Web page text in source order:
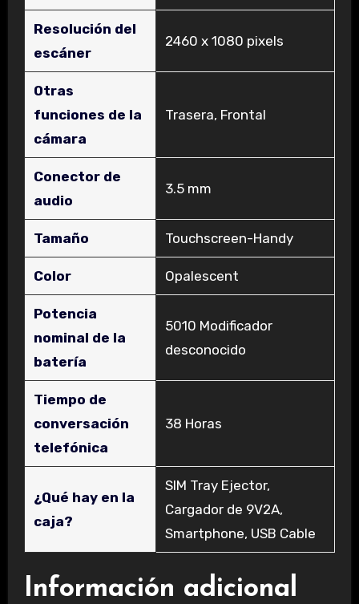
Resolución del
escáner
‎2460 x 1080 pixels
Otras
funciones de la
cámara
‎Trasera, Frontal
Conector de
audio
‎3.5 mm
Tamaño ‎Touchscreen-Handy
Color ‎Opalescent
Potencia
nominal de la
batería
‎5010 Modificador
desconocido
Tiempo de
conversación
telefónica
‎38 Horas
¿Qué hay en la
caja?
‎SIM Tray Ejector,
Cargador de 9V2A,
Smartphone, USB Cable
Información adicional